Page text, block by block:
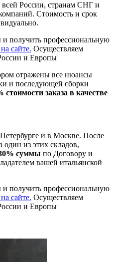
России, странам СНГ и
Стоимость и срок
получить профессиональную
сайте. Осуществляем
и Европы
отражены все нюансы
и последующей сборки
стоимости заказа в качестве
и в Москве. После
один из этих складов,
суммы по Договору и
вашей итальянской
получить профессиональную
сайте. Осуществляем
и Европы